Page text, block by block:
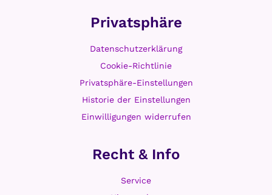
Recht & Info
Service
Privatsphäre
Datenschutzerklärung
Cookie-Richtlinie
Privatsphäre-Einstellungen
Historie der Einstellungen
Einwilligungen widerrufen